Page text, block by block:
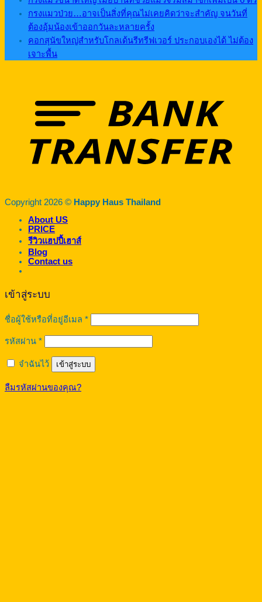
กรงแมวป่วย…อาจเป็นสิ่งที่คุณไม่เคยคิดว่าจะสำคัญ จนวันที่
ต้องอุ้มน้องเข้าออกวันละหลายครั้ง
คอกสุนัขใหญ่สำหรับโกลเด้นรีทรีฟเวอร์ ประกอบเองได้ ไม่ต้อง
เจาะพื้น
Copyright 2026 © Happy Haus Thailand
About US
PRICE
รีวิวแฮปปี้เฮาส์
Blog
Contact us
เข้าสู่ระบบ
ชื่อผู้ใช้หรือที่อยู่อีเมล *ต้องการ
รหัสผ่าน *ต้องการ
จำฉันไว้ เข้าสู่ระบบ
ลืมรหัสผ่านของคุณ?